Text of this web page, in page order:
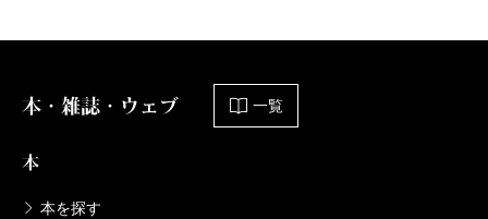
本・雑誌・ウェブ 一覧
本
本を探す